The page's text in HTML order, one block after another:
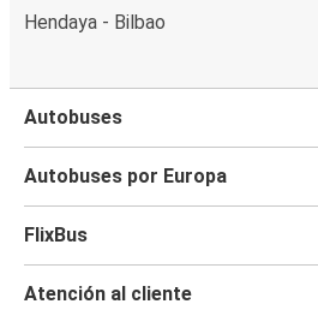
Hendaya - Bilbao
Autobuses
Autobuses por Europa
FlixBus
Atención al cliente